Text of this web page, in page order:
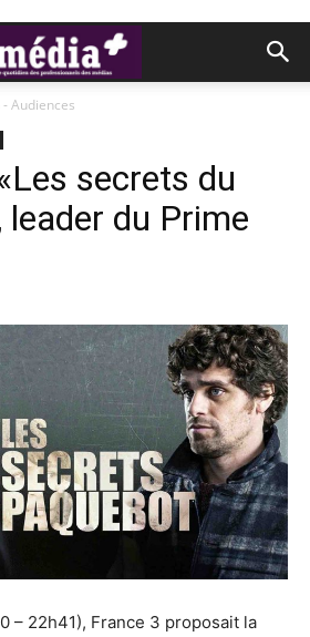
Audiences
secrets du
leader du Prime
– 22h41), France 3 proposait la